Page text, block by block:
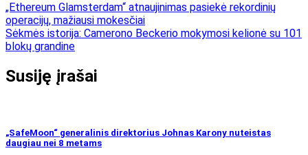
„Ethereum Glamsterdam“ atnaujinimas pasiekė rekordinių
operacijų, mažiausi mokesčiai
Sėkmės istorija: Camerono Beckerio mokymosi kelionė su 101
blokų grandine
Susiję įrašai
„SafeMoon“ generalinis direktorius Johnas Karony nuteistas
daugiau nei 8 metams